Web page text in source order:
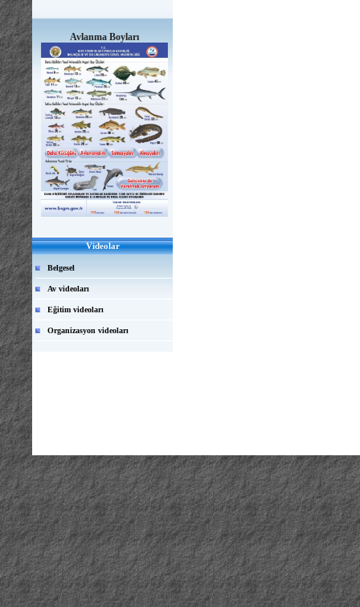
Avlanma Boyları
Videolar
Belgesel
Av videoları
Eğitim videoları
Organizasyon videoları